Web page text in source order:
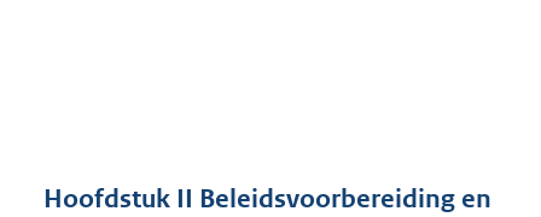
Hoofdstuk II Beleidsvoorbereiding en